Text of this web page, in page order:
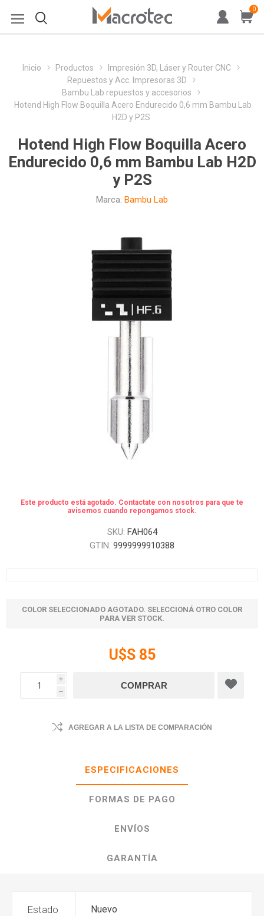
0
Inicio Productos
Impresión 3D, Láser y Router CNC
Repuestos y Acc. Impresoras 3D
Bambu Lab repuestos y accesorios
Hotend High Flow Boquilla Acero Endurecido 0,6 mm Bambu Lab
H2D y P2S
Hotend High Flow Boquilla Acero
Endurecido 0,6 mm Bambu Lab H2D
y P2S
Marca: Bambu Lab
Este producto está agotado. Contactate con nosotros para que te
avisemos cuando repongamos stock.
SKU: FAH064
GTIN: 9999999910388
COLOR SELECCIONADO AGOTADO. SELECCIONÁ OTRO COLOR
PARA VER STOCK.
U$S 85
i
h
AGREGAR A LA LISTA DE COMPARACIÓN
ESPECIFICACIONES
FORMAS DE PAGO
ENVÍOS
GARANTÍA
Estado Nuevo